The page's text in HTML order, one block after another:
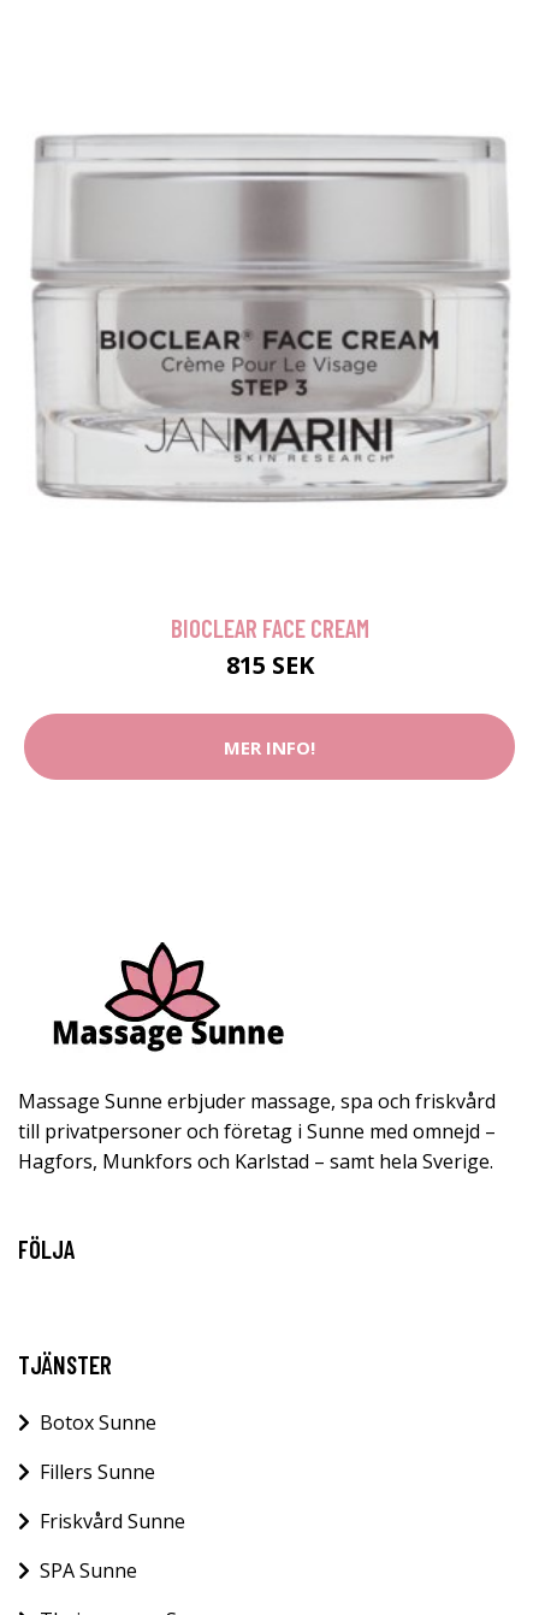
BIOCLEAR FACE CREAM
815 SEK
MER INFO!
Massage Sunne erbjuder massage, spa och friskvård
till privatpersoner och företag i Sunne med omnejd –
Hagfors, Munkfors och Karlstad – samt hela Sverige.
FÖLJA
TJÄNSTER
Botox Sunne
Fillers Sunne
Friskvård Sunne
SPA Sunne